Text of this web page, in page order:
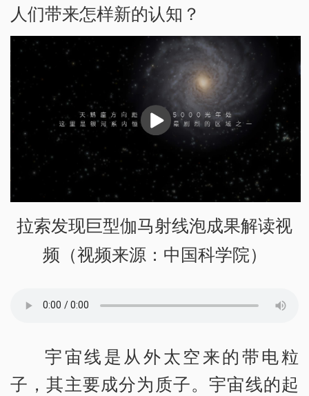
人们带来怎样新的认知？
播
放
拉索发现巨型伽马射线泡成果解读视
频（视频来源：中国科学院）
宇宙线是从外太空来的带电粒
子，其主要成分为质子。宇宙线的起